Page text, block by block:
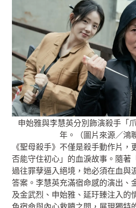
申始雅與李慧英分別飾演殺手「
年。（圖片來源／鴻
《聖母殺手》不僅是殺手動作片，
否能守住初心」的血淚故事。隨著
過往罪孽逼入絕境，她必須在血與
答案。李慧英充滿宿命感的演出、
及金武烈、申始雅、延玗臻注入的